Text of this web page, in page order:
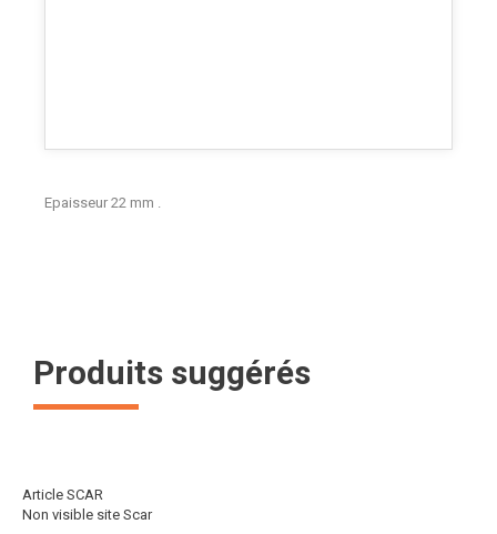
Epaisseur 22 mm .
Produits suggérés
Article SCAR
Non visible site Scar